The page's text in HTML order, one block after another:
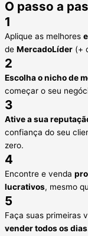
O passo a
1
Aplique as melhores
de MercadoLíder (+
2
Escolha o nicho de
começar o seu
3
Ative a sua
confiança do seu
zero.
4
Encontre e venda
lucrativos, mesmo
5
Faça suas primeiras
vender todos os